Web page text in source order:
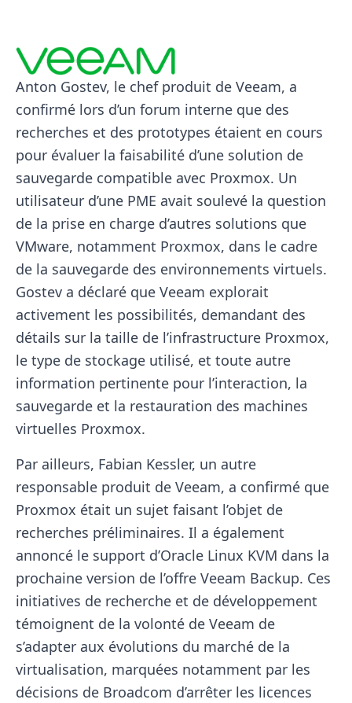
Anton Gostev, le chef produit de Veeam, a
confirmé lors d’un forum interne que des
recherches et des prototypes étaient en cours
pour évaluer la faisabilité d’une solution de
sauvegarde compatible avec Proxmox. Un
utilisateur d’une PME avait soulevé la question
de la prise en charge d’autres solutions que
VMware, notamment Proxmox, dans le cadre
de la sauvegarde des environnements virtuels.
Gostev a déclaré que Veeam explorait
activement les possibilités, demandant des
détails sur la taille de l’infrastructure Proxmox,
le type de stockage utilisé, et toute autre
information pertinente pour l’interaction, la
sauvegarde et la restauration des machines
virtuelles Proxmox.
Par ailleurs, Fabian Kessler, un autre
responsable produit de Veeam, a confirmé que
Proxmox était un sujet faisant l’objet de
recherches préliminaires. Il a également
annoncé le support d’Oracle Linux KVM dans la
prochaine version de l’offre Veeam Backup. Ces
initiatives de recherche et de développement
témoignent de la volonté de Veeam de
s’adapter aux évolutions du marché de la
virtualisation, marquées notamment par les
décisions de Broadcom d’arrêter les licences